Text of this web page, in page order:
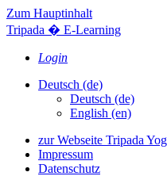
Zum Hauptinhalt
Tripada � E-Learning
Login
Deutsch ‎(de)‎
Deutsch ‎(de)‎
English ‎(en)‎
zur Webseite Tripada
Impressum
Datenschutz